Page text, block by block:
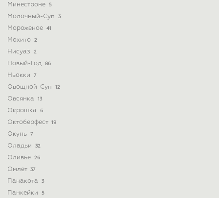
Минестроне 5
Молочный-Суп 3
Мороженое 41
Мохито 2
Нисуаз 2
Новый-Год 86
Ньокки 7
Овощной-Суп 12
Овсянка 13
Окрошка 6
Октоберфест 19
Окунь 7
Оладьи 32
Оливье 26
Омлет 37
Панакота 3
Панкейки 5